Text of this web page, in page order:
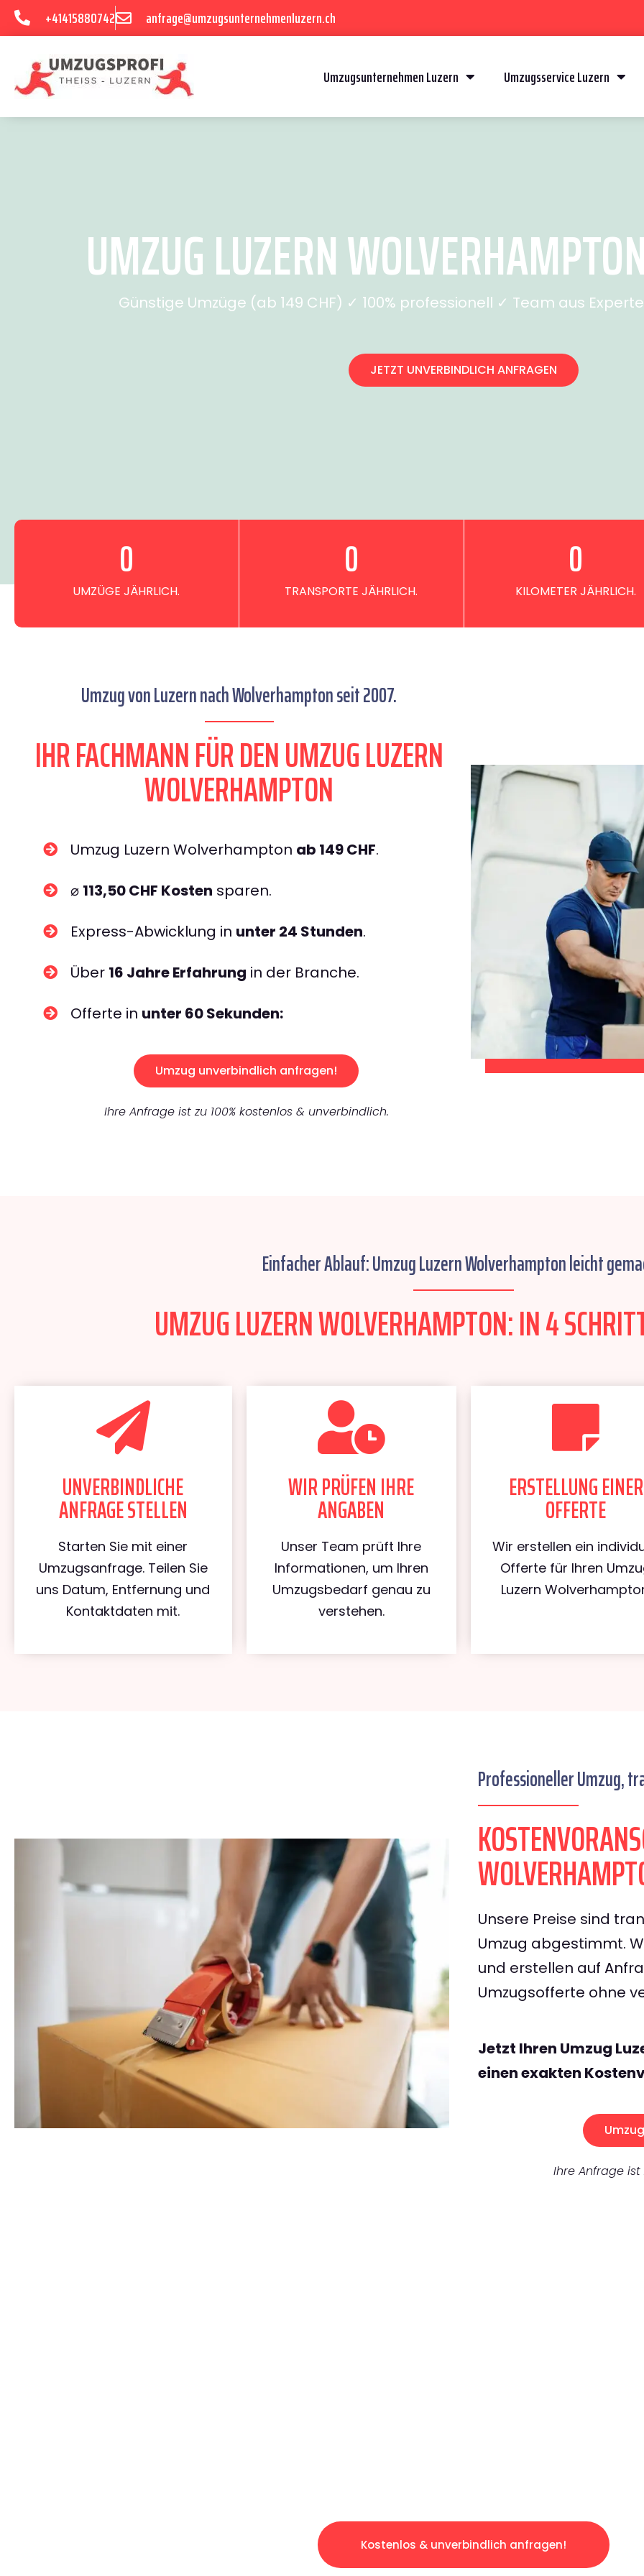
+41415880742 anfrage@umzugsunternehmenluzern.ch
Umzugsunternehmen Luzern Umzugsservice Luzern
UMZUG LUZERN
Günstige Umzüge (ab 149 CHF) ✓ 100% professionell ✓ Team aus
JETZT UNVERBINDLICH ANFRAGEN
UMZÜGE JÄHRLICH.
0
TRANSPORTE JÄHRLICH.
0
KILOMETER JÄHRLICH.
0
Umzug von Luzern nach Wolverhampton seit 2007.
IHR FACHMANN FÜR DEN UMZUG LUZERN
WOLVERHAMPTON
Umzug Luzern Wolverhampton ab 149 CHF.
⌀ 113,50 CHF Kosten sparen.
Express-Abwicklung in unter 24 Stunden.
Über 16 Jahre Erfahrung in der Branche.
Offerte in unter 60 Sekunden:
Umzug unverbindlich anfragen!
Ihre Anfrage ist zu 100% kostenlos & unverbindlich.
Einfacher Ablauf: Umzug Luzern Wolverhampton leicht
UMZUG LUZERN WOLVERHAMPTON: IN 4
UNVERBINDLICHE
ANFRAGE STELLEN
Starten Sie mit einer
Umzugsanfrage. Teilen Sie
uns Datum, Entfernung und
Kontaktdaten mit.
WIR PRÜFEN IHRE
ANGABEN
Unser Team prüft Ihre
Informationen, um Ihren
Umzugsbedarf genau zu
verstehen.
ERSTELLUNG EINER
OFFERTE
Wir erstellen ein
Offerte für Ihren
Luzern
Professioneller Umzug,
Unsere Preise sind
Umzug abgestimmt.
und erstellen auf
Umzugsofferte ohne
Jetzt Ihren Umzug
einen exakten
Ihre Anfrage ist
Kostenlos & unverbindlich anfragen!